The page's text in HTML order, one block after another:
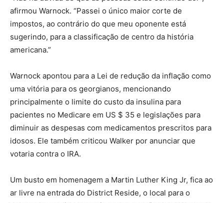
afirmou Warnock. “Passei o único maior corte de
impostos, ao contrário do que meu oponente está
sugerindo, para a classificação de centro da história
americana.”
Warnock apontou para a Lei de redução da inflação como
uma vitória para os georgianos, mencionando
principalmente o limite do custo da insulina para
pacientes no Medicare em US $ 35 e legislações para
diminuir as despesas com medicamentos prescritos para
idosos. Ele também criticou Walker por anunciar que
votaria contra o IRA.
Um busto em homenagem a Martin Luther King Jr, fica ao
ar livre na entrada do District Reside, o local para o